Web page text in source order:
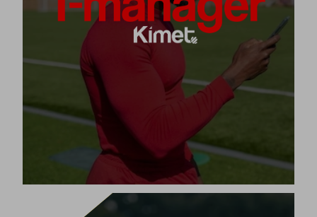
레이와 훈련 전략도
설계, 계획, 설명
할 수 있습니다.
제품 보기
[+]